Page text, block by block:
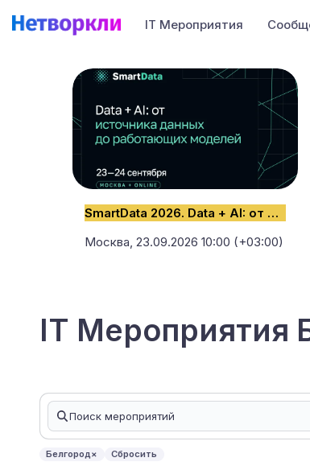
IT Мероприятия
SmartData 2026. Data + AI: от источника данных до работающих моделей
Москва, 23.09.2026 10:00 (+03:00)
IT Мероприятия
Белгород× Сбросить